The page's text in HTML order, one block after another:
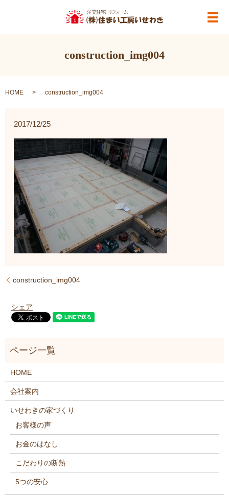
メ
construction_img004
HOME construction_img004
2017/12/25
construction_img004
シェア
HOME
会社案内
いせわきの家づくり
お客様の声
お金のはなし
こだわりの断熱
5つの安心